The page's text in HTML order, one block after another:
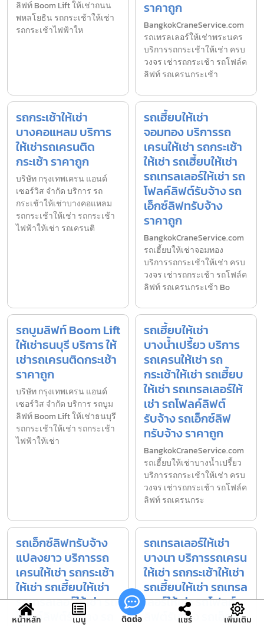
ลิฟท์ Boom Lift ให้เช่าถนน
พหลโยธิน รถกระเช้าให้เช่า
รถกระเช้าไฟฟ้าให
ราคาถูก
BangkokCraneService.com
รถเทรลเลอร์ให้เช่าพระนคร
บริการรถกระเช้าให้เช่า ครบ
วงจร เช่ารถกระเช้า รถโฟล์ค
ลิฟท์ รถเครนกระเช้า
รถกระเช้าให้เช่า
บางคอแหลม บริการ
ให้เช่ารถเครนติด
กระเช้า ราคาถูก
บริษัท กรุงเทพเครน แอนด์
เซอร์วิส จำกัด บริการ รถ
กระเช้าให้เช่าบางคอแหลม
รถกระเช้าให้เช่า รถกระเช้า
ไฟฟ้าให้เช่า รถเครนติ
รถเฮี้ยบให้เช่า
จอมทอง บริการรถ
เครนให้เช่า รถกระเช้า
ให้เช่า รถเฮี้ยบให้เช่า
รถเทรลเลอร์ให้เช่า รถ
โฟลค์ลิฟต์รับจ้าง รถ
เอ็กซ์ลิฟทรับจ้าง
ราคาถูก
BangkokCraneService.com
รถเฮี้ยบให้เช่าจอมทอง
บริการรถกระเช้าให้เช่า ครบ
วงจร เช่ารถกระเช้า รถโฟล์ค
ลิฟท์ รถเครนกระเช้า Bo
รถบูมลิฟท์ Boom Lift
ให้เช่าธนบุรี บริการ ให้
เช่ารถเครนติดกระเช้า
ราคาถูก
บริษัท กรุงเทพเครน แอนด์
เซอร์วิส จำกัด บริการ รถบูม
ลิฟท์ Boom Lift ให้เช่าธนบุรี
รถกระเช้าให้เช่า รถกระเช้า
ไฟฟ้าให้เช่า
รถเฮี้ยบให้เช่า
บางน้ำเปรี้ยว บริการ
รถเครนให้เช่า รถ
กระเช้าให้เช่า รถเฮี้ยบ
ให้เช่า รถเทรลเลอร์ให้
เช่า รถโฟลค์ลิฟต์
รับจ้าง รถเอ็กซ์ลิฟ
ทรับจ้าง ราคาถูก
BangkokCraneService.com
รถเฮี้ยบให้เช่าบางน้ำเปรี้ยว
บริการรถกระเช้าให้เช่า ครบ
วงจร เช่ารถกระเช้า รถโฟล์ค
ลิฟท์ รถเครนกระ
รถเอ็กซ์ลิฟทรับจ้าง
แปลงยาว บริการรถ
เครนให้เช่า รถกระเช้า
ให้เช่า รถเฮี้ยบให้เช่า
รถเทรลเลอร์ให้เช่า รถ
โฟลค์ลิฟต์รับจ้าง รถ
รถเทรลเลอร์ให้เช่า
บางนา บริการรถเครน
ให้เช่า รถกระเช้าให้เช่า
รถเฮี้ยบให้เช่า รถเทรล
เลอร์ให้เช่า รถโฟลค์
ลิฟต์รับจ้าง รถเอ็กซ์
หน้าหลัก เมนู ติดต่อ แชร์ เพิ่มเติม